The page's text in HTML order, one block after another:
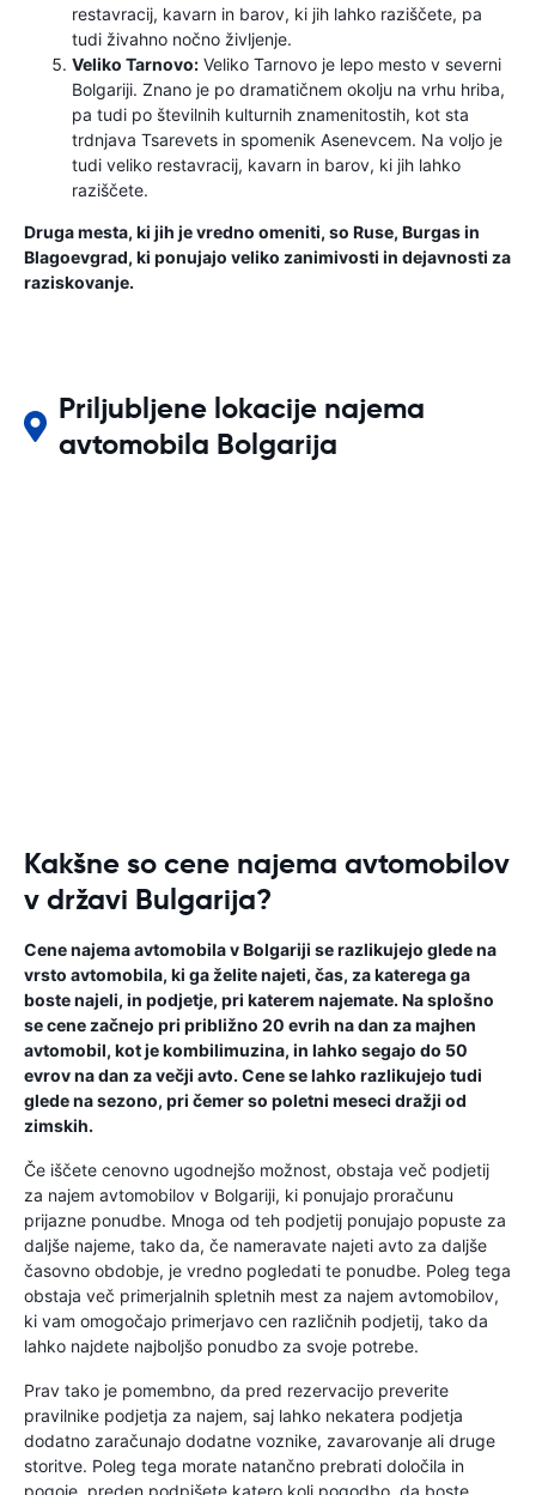
restavracij, kavarn in barov, ki jih lahko raziščete, pa
tudi živahno nočno življenje.
Veliko Tarnovo: Veliko Tarnovo je lepo mesto v severni
Bolgariji. Znano je po dramatičnem okolju na vrhu hriba,
pa tudi po številnih kulturnih znamenitostih, kot sta
trdnjava Tsarevets in spomenik Asenevcem. Na voljo je
tudi veliko restavracij, kavarn in barov, ki jih lahko
raziščete.
Druga mesta, ki jih je vredno omeniti, so Ruse, Burgas in
Blagoevgrad, ki ponujajo veliko zanimivosti in dejavnosti za
raziskovanje.
Priljubljene lokacije najema
avtomobila Bolgarija
Kakšne so cene najema avtomobilov
v državi Bulgarija?
Cene najema avtomobila v Bolgariji se razlikujejo glede na
vrsto avtomobila, ki ga želite najeti, čas, za katerega ga
boste najeli, in podjetje, pri katerem najemate. Na splošno
se cene začnejo pri približno 20 evrih na dan za majhen
avtomobil, kot je kombilimuzina, in lahko segajo do 50
evrov na dan za večji avto. Cene se lahko razlikujejo tudi
glede na sezono, pri čemer so poletni meseci dražji od
zimskih.
Če iščete cenovno ugodnejšo možnost, obstaja več podjetij
za najem avtomobilov v Bolgariji, ki ponujajo proračunu
prijazne ponudbe. Mnoga od teh podjetij ponujajo popuste za
daljše najeme, tako da, če nameravate najeti avto za daljše
časovno obdobje, je vredno pogledati te ponudbe. Poleg tega
obstaja več primerjalnih spletnih mest za najem avtomobilov,
ki vam omogočajo primerjavo cen različnih podjetij, tako da
lahko najdete najboljšo ponudbo za svoje potrebe.
Prav tako je pomembno, da pred rezervacijo preverite
pravilnike podjetja za najem, saj lahko nekatera podjetja
dodatno zaračunajo dodatne voznike, zavarovanje ali druge
storitve. Poleg tega morate natančno prebrati določila in
pogoje, preden podpišete katero koli pogodbo, da boste